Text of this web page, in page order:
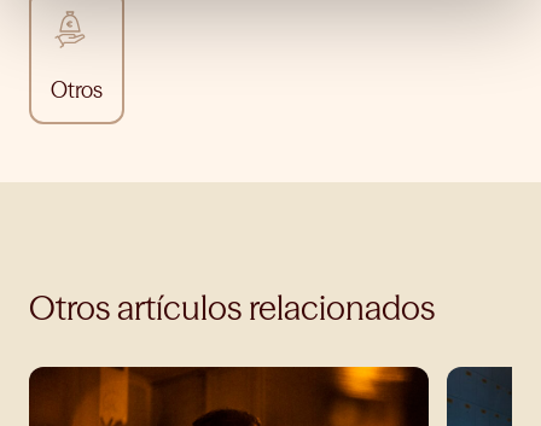
Otros
Otros artículos relacionados